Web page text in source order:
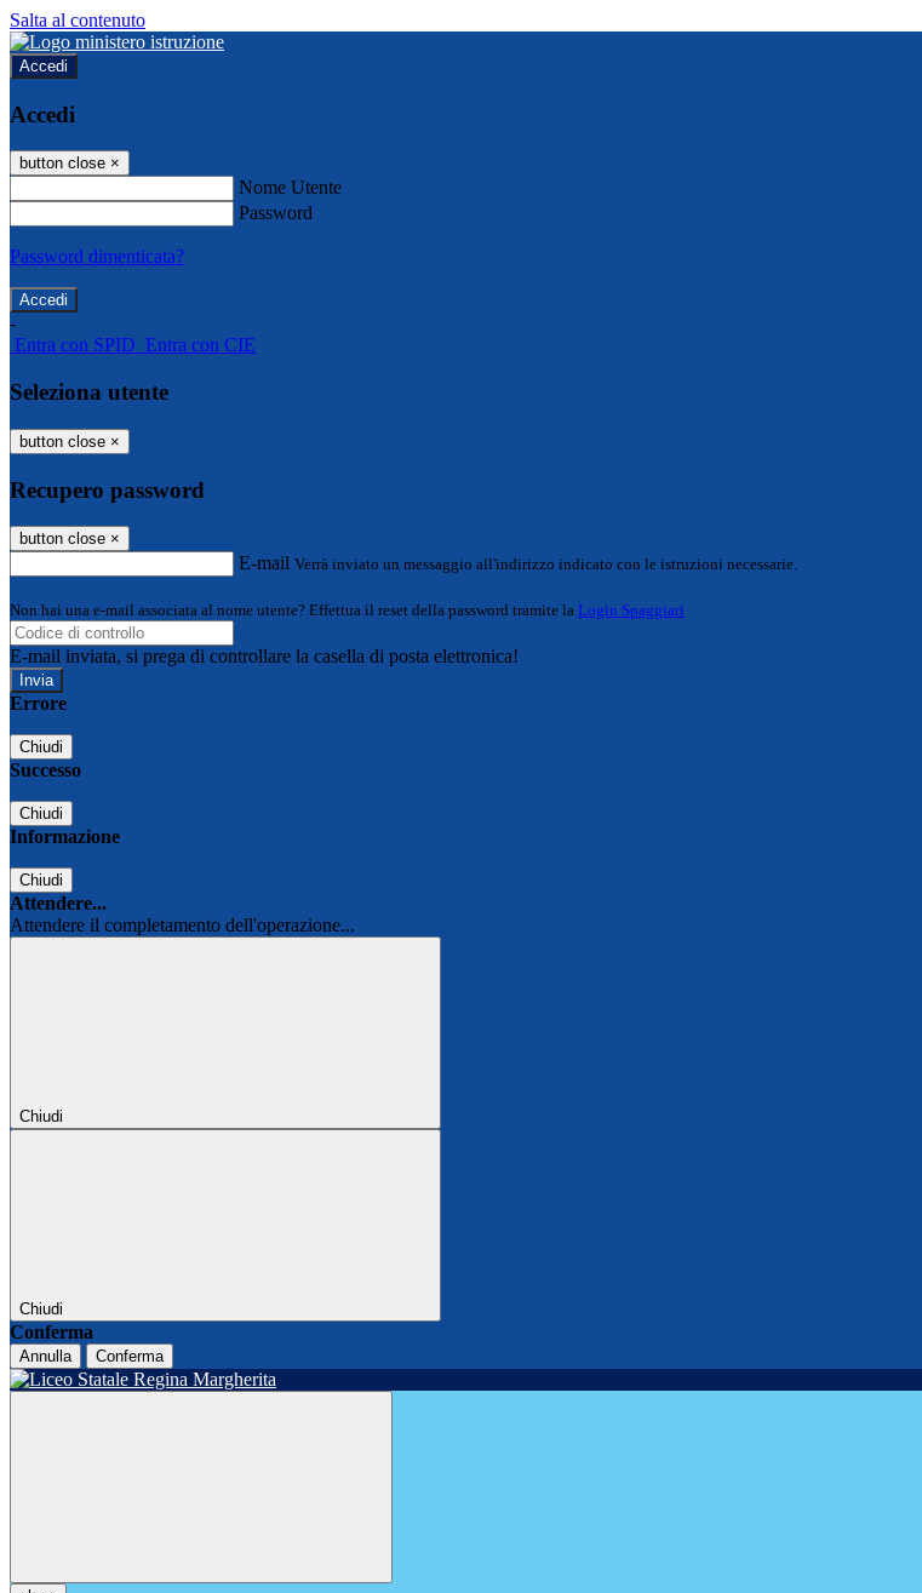
Salta al contenuto
Accedi
Accedi
button close ×
Nome Utente
Password
Password dimenticata?
-
Entra con SPID Entra con CIE
Seleziona utente
button close ×
Recupero password
button close ×
E-mail Verrà inviato un messaggio all'indirizzo indicato con le istruzioni necessarie.
Non hai una e-mail associata al nome utente? Effettua il reset della password tramite la Login Spaggiari
E-mail inviata, si prega di controllare la casella di posta elettronica!
Errore
Chiudi
Successo
Chiudi
Informazione
Chiudi
Attendere...
Attendere il completamento dell'operazione...
Chiudi
Chiudi
Conferma
Annulla Conferma